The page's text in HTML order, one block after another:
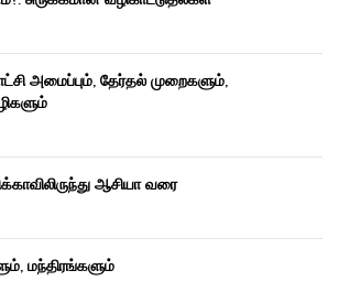
அமைப்பும், தேர்தல் முறைகளும்,
ஆசியா வரை
மந்திரங்களும்